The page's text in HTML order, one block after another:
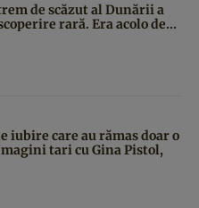
de scăzut al Dunării a
rară. Era acolo de...
iubire care au rămas doar o
tari cu Gina Pistol,